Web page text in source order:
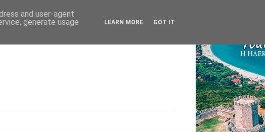
and user-agent
generate usage
LEARN MORE GOT IT